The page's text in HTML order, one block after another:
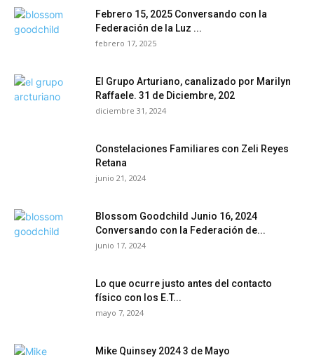
Febrero 15, 2025 Conversando con la
Federación de la Luz ...
febrero 17, 2025
El Grupo Arturiano, canalizado por Marilyn
Raffaele. 31 de Diciembre, 202
diciembre 31, 2024
Constelaciones Familiares con Zeli Reyes
Retana
junio 21, 2024
Blossom Goodchild Junio 16, 2024
Conversando con la Federación de...
junio 17, 2024
Lo que ocurre justo antes del contacto
físico con los E.T...
mayo 7, 2024
Mike Quinsey 2024 3 de Mayo